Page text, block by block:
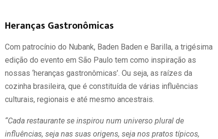
Heranças Gastronômicas
Com patrocínio do Nubank, Baden Baden e Barilla, a trigésima
edição do evento em São Paulo tem como inspiração as
nossas ‘heranças gastronômicas’. Ou seja, as raízes da
cozinha brasileira, que é constituída de várias influências
culturais, regionais e até mesmo ancestrais.
“Cada restaurante se inspirou num universo plural de
influências, seja nas suas origens, seja nos pratos típicos,